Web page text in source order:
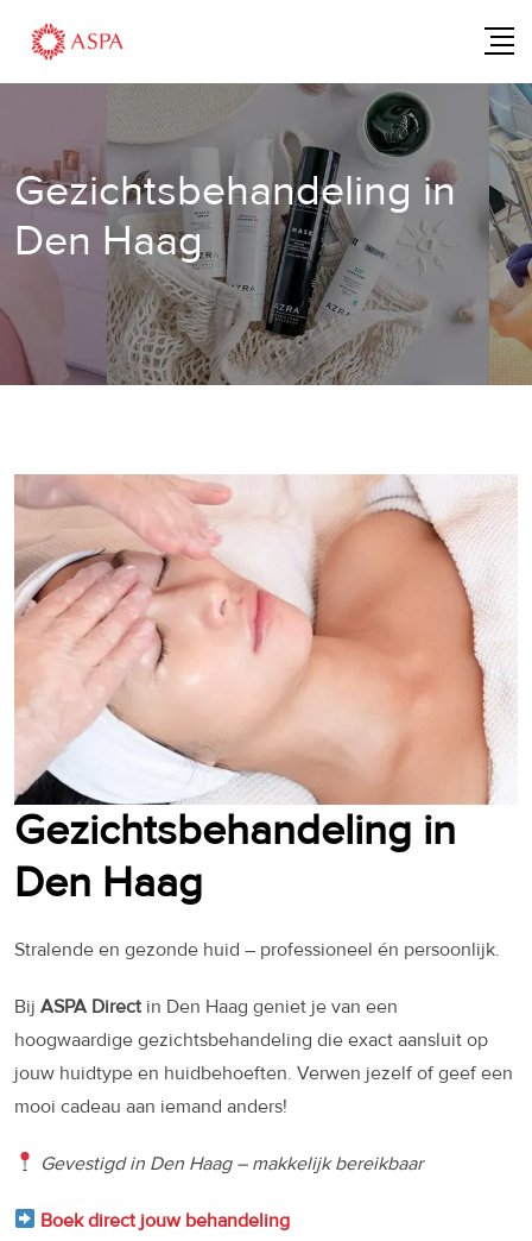
content
Gezichtsbehandeling in
Den Haag
Gezichtsbehandeling in
Den Haag
Stralende en gezonde huid – professioneel én persoonlijk.
Bij ASPA Direct in Den Haag geniet je van een
hoogwaardige gezichtsbehandeling die exact aansluit op
jouw huidtype en huidbehoeften. Verwen jezelf of geef een
mooi cadeau aan iemand anders!
Gevestigd in Den Haag – makkelijk bereikbaar
Boek direct jouw behandeling